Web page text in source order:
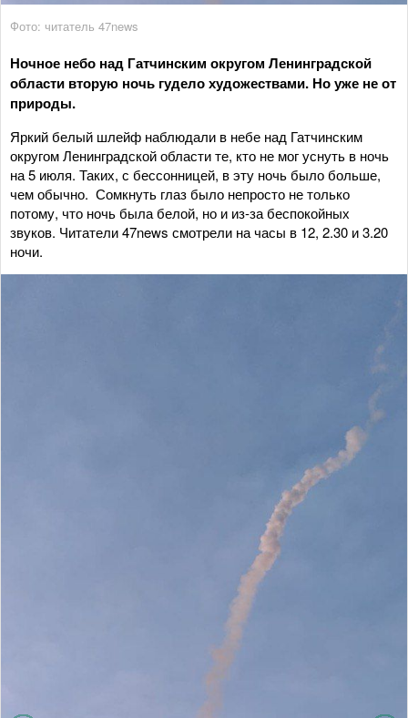
Фото: читатель 47news
Ночное небо над Гатчинским округом Ленинградской
области вторую ночь гудело художествами. Но уже не от
природы.
Яркий белый шлейф наблюдали в небе над Гатчинским
округом Ленинградской области те, кто не мог уснуть в ночь
на 5 июля. Таких, с бессонницей, в эту ночь было больше,
чем обычно. Сомкнуть глаз было непросто не только
потому, что ночь была белой, но и из-за беспокойных
звуков. Читатели 47news смотрели на часы в 12, 2.30 и 3.20
ночи.